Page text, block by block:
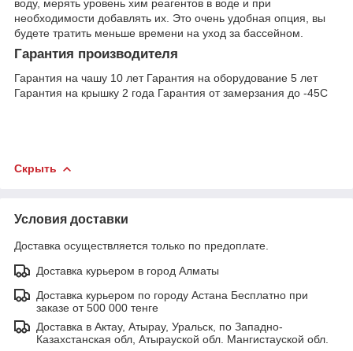
воду, мерять уровень хим реагентов в воде и при
необходимости добавлять их. Это очень удобная опция, вы
будете тратить меньше времени на уход за бассейном.
Гарантия производителя
Гарантия на чашу 10 лет Гарантия на оборудование 5 лет
Гарантия на крышку 2 года Гарантия от замерзания до -45С
Скрыть
Условия доставки
Доставка осуществляется только по предоплате.
Доставка курьером в город Алматы
Доставка курьером по городу Астана Бесплатно при
заказе от 500 000 тенге
Доставка в Актау, Атырау, Уральск, по Западно-
Казахстанская обл, Атырауской обл. Мангистауской обл.